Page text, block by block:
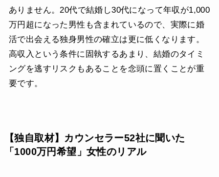
ありません。20代で結婚し30代になって年収が1,000
万円超になった男性も含まれているので、実際に婚
活で出会える独身男性の確立は更に低くなります。
高収入という条件に固執するあまり、結婚のタイミ
ングを逃すリスクもあることを念頭に置くことが重
要です。
【独自取材】カウンセラー52社に聞いた
「1000万円希望」女性のリアル